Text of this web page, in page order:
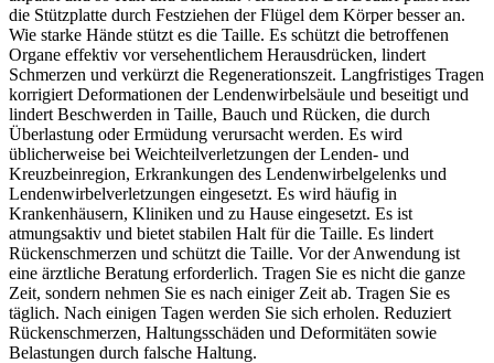
die Stützplatte durch Festziehen der Flügel dem Körper besser an.
Wie starke Hände stützt es die Taille. Es schützt die betroffenen
Organe effektiv vor versehentlichem Herausdrücken, lindert
Schmerzen und verkürzt die Regenerationszeit. Langfristiges Tragen
korrigiert Deformationen der Lendenwirbelsäule und beseitigt und
lindert Beschwerden in Taille, Bauch und Rücken, die durch
Überlastung oder Ermüdung verursacht werden. Es wird
üblicherweise bei Weichteilverletzungen der Lenden- und
Kreuzbeinregion, Erkrankungen des Lendenwirbelgelenks und
Lendenwirbelverletzungen eingesetzt. Es wird häufig in
Krankenhäusern, Kliniken und zu Hause eingesetzt. Es ist
atmungsaktiv und bietet stabilen Halt für die Taille. Es lindert
Rückenschmerzen und schützt die Taille. Vor der Anwendung ist
eine ärztliche Beratung erforderlich. Tragen Sie es nicht die ganze
Zeit, sondern nehmen Sie es nach einiger Zeit ab. Tragen Sie es
täglich. Nach einigen Tagen werden Sie sich erholen. Reduziert
Rückenschmerzen, Haltungsschäden und Deformitäten sowie
Belastungen durch falsche Haltung.